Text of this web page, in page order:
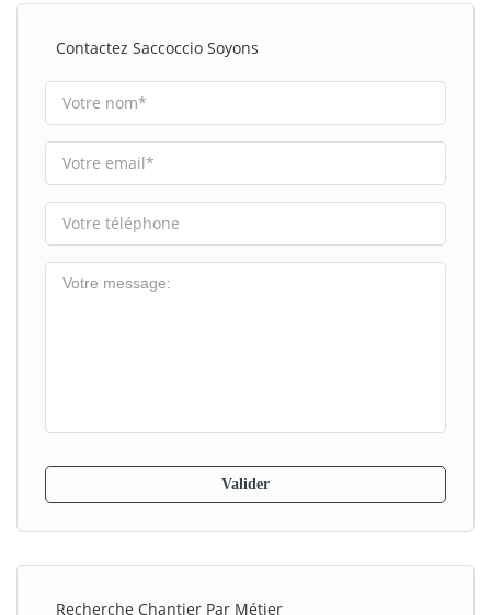
Contactez Saccoccio Soyons
Recherche Chantier Par Métier